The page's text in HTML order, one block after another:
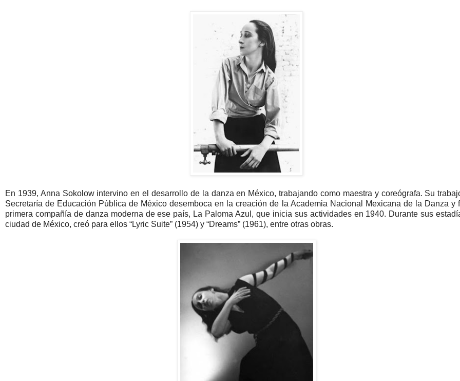
En 1939, Anna Sokolow intervino en el desarrollo de la danza en México, trabajando como maestra y coreógrafa. Su
Secretaría de Educación Pública de México desemboca en la creación de la Academia Nacional Mexicana de la Danza y
primera compañía de danza moderna de ese país, La Paloma Azul, que inicia sus actividades en 1940. Durante sus
ciudad de México, creó para ellos “Lyric Suite” (1954) y “Dreams” (1961), entre otras obras.